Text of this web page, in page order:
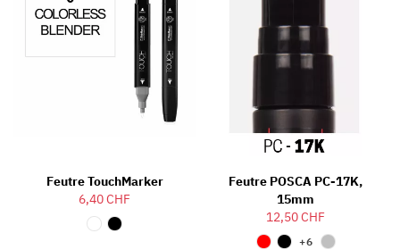
Feutre TouchMarker
6,40 CHF
Feutre POSCA PC-17K,
15mm
12,50 CHF
+6